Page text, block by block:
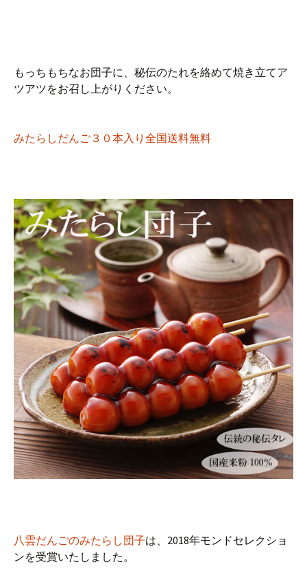
もっちもちなお団子に、秘伝のたれを絡めて焼き立てア
ツアツをお召し上がりください。
みたらしだんご３０本入り全国送料無料
八雲だんごのみたらし団子は、2018年モンドセレクショ
ンを受賞いたしました。